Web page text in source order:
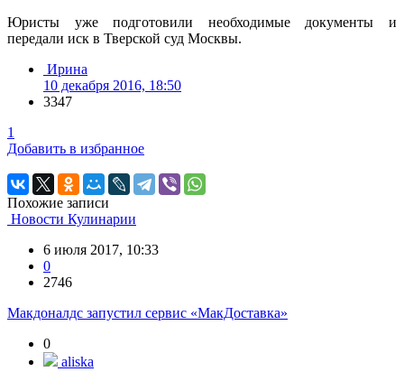
Юристы уже подготовили необходимые документы и
передали иск в Тверской суд Москвы.
Ирина
10 декабря 2016, 18:50
3347
1
Добавить в избранное
Похожие записи
Новости Кулинарии
6 июля 2017, 10:33
0
2746
Макдоналдс запустил сервис «МакДоставка»
0
aliska